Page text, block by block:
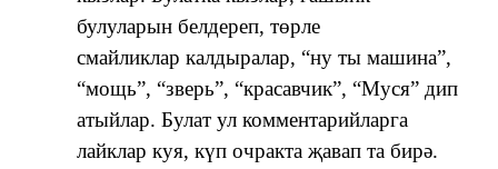
булуларын белдереп, төрле
смайликлар калдыралар, “ну ты машина”,
“мощь”, “зверь”, “красавчик”, “Муся” дип
атыйлар. Булат ул комментарийларга
лайклар куя, күп очракта җавап та бирә.